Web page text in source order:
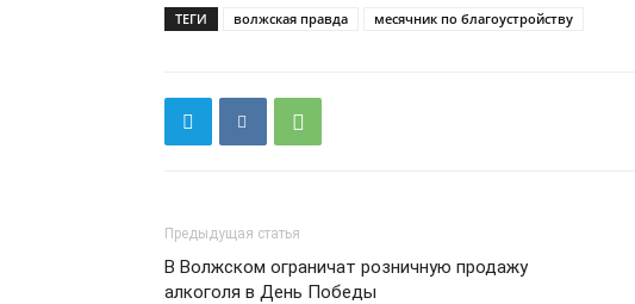
ТЕГИ волжская правда месячник по благоустройству
Предыдущая статья
В Волжском ограничат розничную продажу
алкоголя в День Победы